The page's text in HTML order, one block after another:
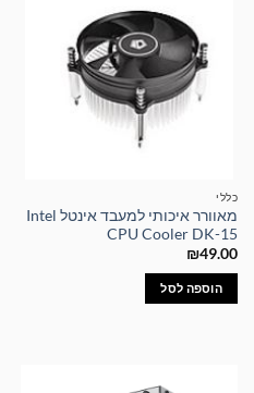
כללי
מאוורר איכותי למעבד אינטל Intel
CPU Cooler DK-15
₪49.00
הוספה לסל